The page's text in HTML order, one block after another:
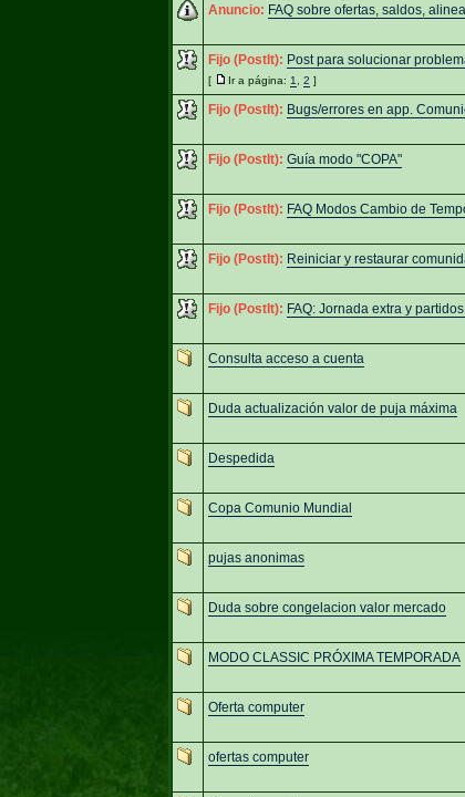
Anuncio: FAQ sobre ofertas, saldos,
Fijo (PostIt): Post para solucionar
[ Ir a página: 1 2 ]
Fijo (PostIt): Bugs/errores en app.
Fijo (PostIt): Guía modo "COPA"
Fijo (PostIt): FAQ Modos Cambio de
Fijo (PostIt): Reiniciar y restaurar
Fijo (PostIt): FAQ: Jornada extra y
Consulta acceso a cuenta
Duda actualización valor de puja máxima
Despedida
Copa Comunio Mundial
pujas anonimas
Duda sobre congelacion valor mercado
MODO CLASSIC PRÓXIMA TEMPORADA
Oferta computer
ofertas computer